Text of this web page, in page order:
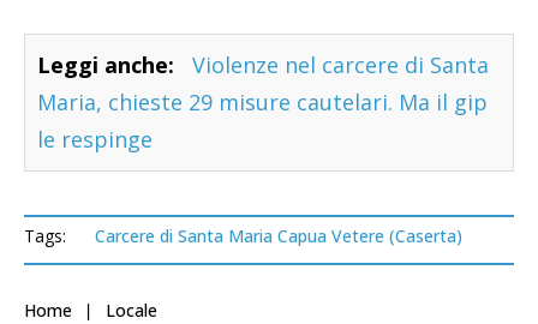
Leggi anche:
Violenze nel carcere di Santa
Maria, chieste 29 misure cautelari. Ma il gip
le respinge
Tags: Carcere di Santa Maria Capua Vetere (Caserta)
Home Locale